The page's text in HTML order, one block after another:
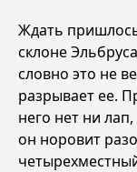
Ждать
склоне
словно это не
разрывает ее.
него нет ни
он норовит